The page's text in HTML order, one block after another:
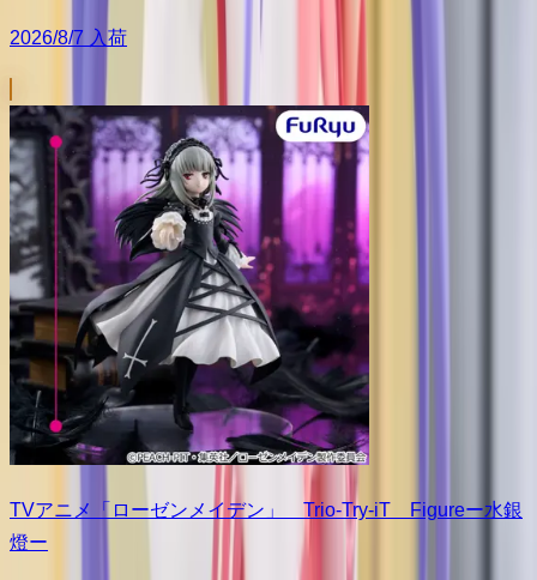
2026/8/7 入荷
TVアニメ「ローゼンメイデン」 Trio-Try-iT Figureー水銀
燈ー